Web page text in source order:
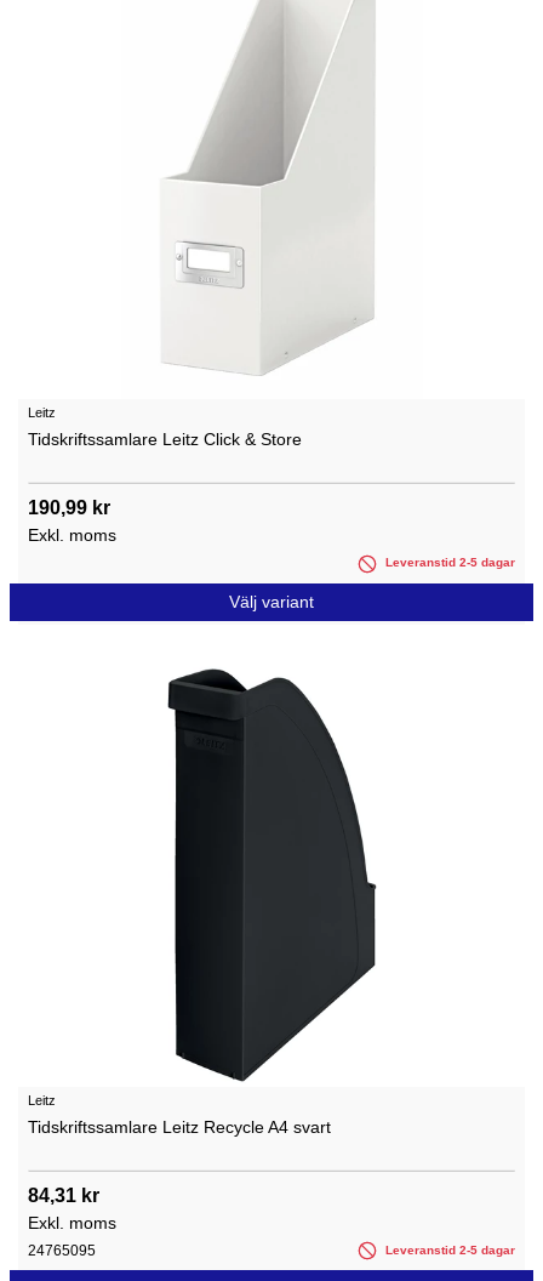
Leitz
Tidskriftssamlare Leitz Click & Store
190,99 kr
Exkl. moms
Leveranstid 2-5 dagar
Välj variant
Leitz
Tidskriftssamlare Leitz Recycle A4 svart
84,31 kr
Exkl. moms
24765095 Leveranstid 2-5 dagar